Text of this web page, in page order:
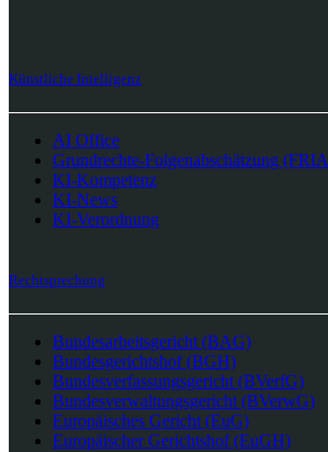
Künstliche Intelligenz
AI Office
Grundrechte-Folgenabschätzung
KI-Kompetenz
KI-News
KI-Verordnung
Rechtsprechung
Bundesarbeitsgericht (BAG)
Bundesgerichtshof (BGH)
Bundesverfassungsgericht (BVerfG)
Bundesverwaltungsgericht (BVerwG)
Europäisches Gericht (EuG)
Europäischer Gerichtshof (EuGH)